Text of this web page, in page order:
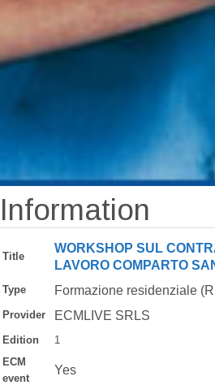
Information
Title
WORKSHOP SUL
LAVORO COMPARTO
Type Formazione residenziale
Provider ECMLIVE SRLS
Edition
1
ECM
event
Yes